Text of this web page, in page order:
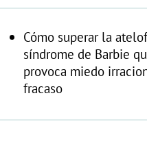
Cómo superar la
síndrome de Barbie
provoca miedo
fracaso